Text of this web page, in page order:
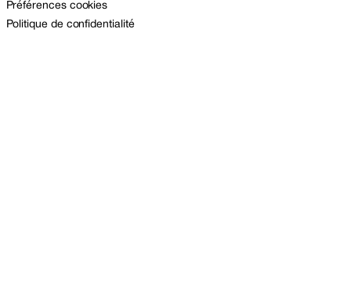
Préférences cookies
Politique de confidentialité